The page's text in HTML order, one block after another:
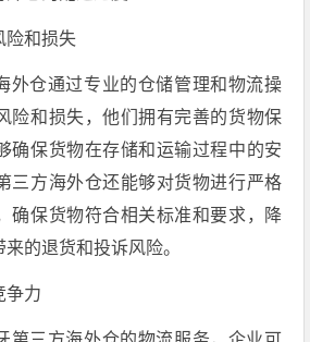
险和损失
外仓通过专业的仓储管理和物流操
险和损失，他们拥有完善的货物保
确保货物在存储和运输过程中的安
三方海外仓还能够对货物进行严格
确保货物符合相关标准和要求，降
的退货和投诉风险。
争力